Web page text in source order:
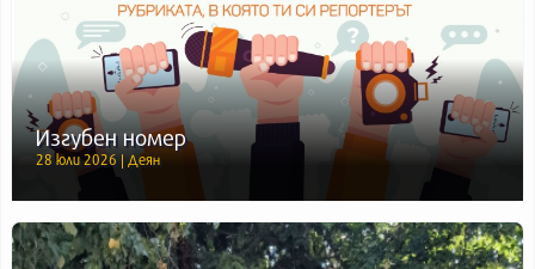
Изгубен номер
28 юли 2026 | Деян